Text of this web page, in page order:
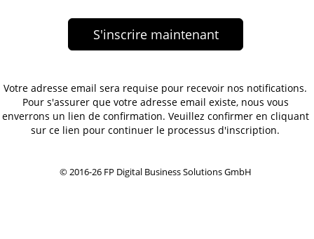
Votre adresse email sera requise pour recevoir nos notifications.
Pour s'assurer que votre adresse email existe, nous vous
enverrons un lien de confirmation. Veuillez confirmer en cliquant
sur ce lien pour continuer le processus d'inscription.
© 2016-26 FP Digital Business Solutions GmbH